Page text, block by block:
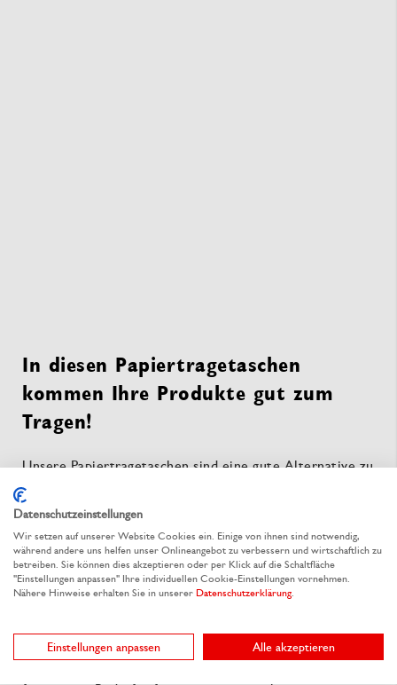
In diesen Papiertragetaschen
kommen Ihre Produkte gut zum
Tragen!
Unsere Papiertragetaschen sind eine gute Alternative zu
sehen dabei auch noch gut aus.
Bedanken Sie sich doch einmal bei Ihren Kunden für
deren Treue – mit einer schön gestalteten
Geschenktragetasche. Apropos Geschenk –
unsereGeschenktütenin vielen ansprechenden Farben
und mit hochwertigen Kordeln aus gedrehtem Papier
Als kleines Plus für Ihre Kunden und Interessenten auf
Datenschutzeinstellungen
Wir setzen auf unserer Website Cookies ein. Einige von ihnen sind notwendig,
während andere uns helfen unser Onlineangebot zu verbessern und wirtschaftlich zu
betreiben. Sie können dies akzeptieren oder per Klick auf die Schaltfläche
"Einstellungen anpassen" Ihre individuellen Cookie-Einstellungen vornehmen.
Nähere Hinweise erhalten Sie in unserer Datenschutzerklärung.
Einstellungen anpassen Alle akzeptieren